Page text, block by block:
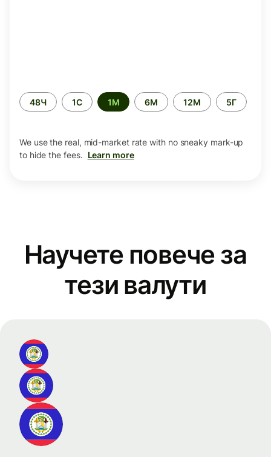
Time
period
48Ч 1С 1М 6М 12М 5Г
We use the real, mid-market rate with no sneaky mark-up
to hide the fees. Learn more
Научете повече за
тези валути